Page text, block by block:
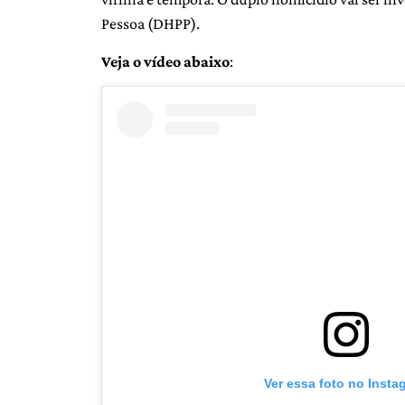
Pessoa (DHPP).
Veja o vídeo abaixo:
Ver essa foto no